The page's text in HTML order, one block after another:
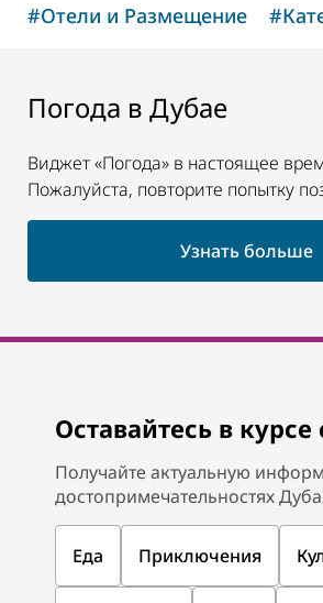
#Отели и Размещение #
Погода в Дубае
Виджет «Погода» в настоящее
Пожалуйста, повторите попытку
Узнать больше
Оставайтесь в
Получайте актуальную
достопримечательностях
Еда Приключения